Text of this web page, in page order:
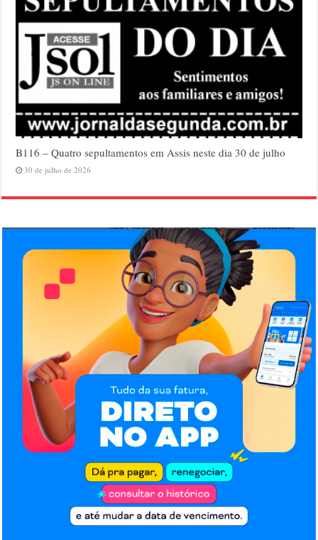
B116 – Quatro sepultamentos em Assis neste dia 30 de julho
30 de julho de 2026